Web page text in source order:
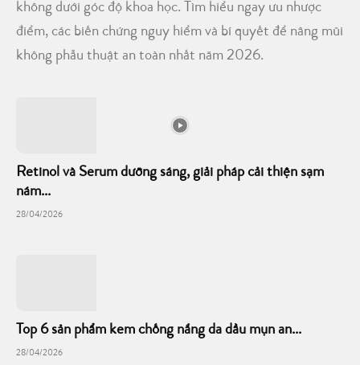
không dưới góc độ khoa học. Tìm hiểu ngay ưu nhược
điểm, các biến chứng nguy hiểm và bí quyết để nâng mũi
không phẫu thuật an toàn nhất năm 2026.
Retinol và Serum dưỡng sáng, giải pháp cải thiện sạm
nám...
28/04/2026
Top 6 sản phẩm kem chống nắng da dầu mụn an...
28/04/2026